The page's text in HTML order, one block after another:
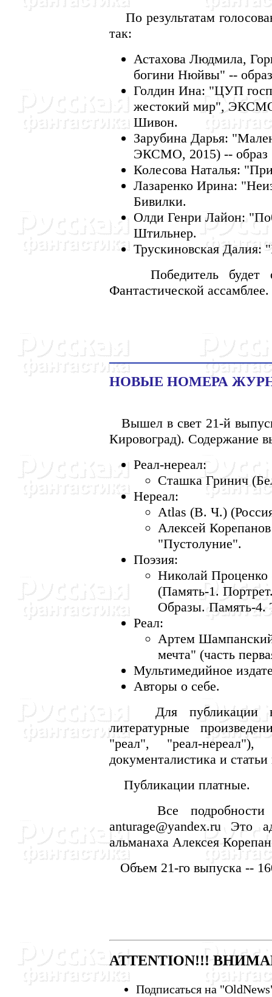
По результатам
так:
Астахова Людмила,
богини Нюйвы" --
Голдин Ина: "ЦУП
жестокий мир",
Шивон.
Зарубина Дарья:
ЭКСМО, 2015) -- образ
Колесова Наталья:
Лазаренко Ирина:
Бивилки.
Олди Генри Лайон:
Штильнер.
Трускиновская Далия:
Победитель будет
Фантастической ассамблее.
HОВЫЕ HОМЕРА
Вышел в свет 21-й
Кировоград). Содержание
Реал-нереал:
Сташка Гринич
Нереал:
Atlas (В. Ч.)
Алексей
"Пустолуние".
Поэзия:
Николай
(Память-1.
Образы. Память-4.
Реал:
Артем
мечта" (часть
Мультимедийное
Авторы о себе.
Для публикации в
литературные
"реал", "реал-
документалистика и
Публикации платные.
Все подробности
anturage@yandex.ru Это
альманаха Алексея
Объем 21-го выпуска --
ATTENTION!!!
Подписаться на